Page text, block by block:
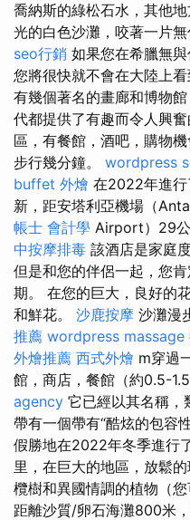
喬納斯的綠松石水，其他
光的白色沙灘，咬著一片無
seo行銷 如果您在希臘無
您將很快就不會在大陸上看
有幾個著名的畫廊和博物
代都提供了有趣而令人興
區，有餐館，酒吧，購物
步行幾分鐘。 wordpress
buffet 外燴 在2022年進
新，距安塔利亞機場（
帳士 會計學 Airport）29公
中按摩排毒 該酒店是家庭
但是和您的伴侶一起，您
期。 在您的巨大，良好的
和鮮花。 沙鹿按摩 沙灘漫
推薦 wordpress massage
外燴推薦 西式外燴 m穿過
館，商店，餐館（約0.5-
agency 它已經以其名稱，
帶有一個帶有“酷炫的包容
假勝地在2022年冬季進行
里，在巨大的地區，放鬆
欖樹和異國情調的植物（
距離沙質/卵石海灘800米